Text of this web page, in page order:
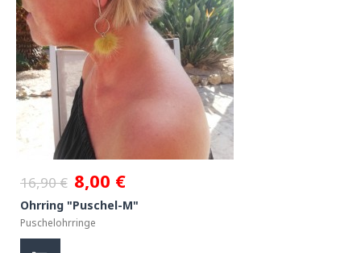
16,90 € 8,00 €
Ohrring "Puschel-M"
Puschelohrringe